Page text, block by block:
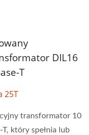
DIL16
T
25T
transformator 10
T, który spełnia lub